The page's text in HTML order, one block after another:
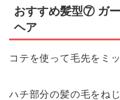
おすすめ髪型⑦ ガ
ヘア
コテを使って毛先をミ
ハチ部分の髪の毛をね